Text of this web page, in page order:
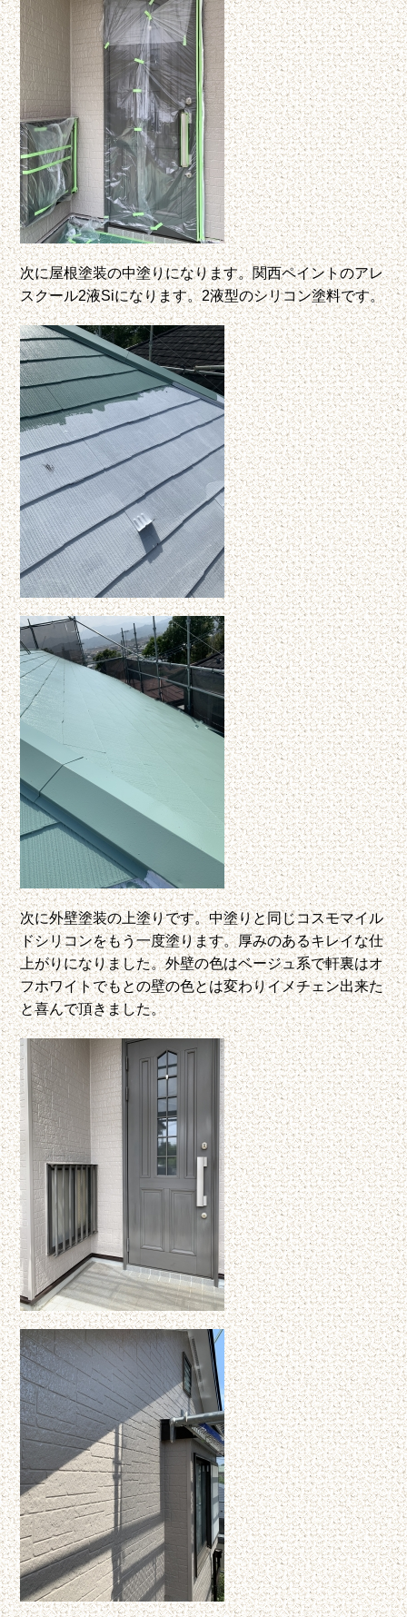
次に屋根塗装の中塗りになります。関西ペイントのアレ
スクール2液Siになります。2液型のシリコン塗料です。
次に外壁塗装の上塗りです。中塗りと同じコスモマイル
ドシリコンをもう一度塗ります。厚みのあるキレイな仕
上がりになりました。外壁の色はベージュ系で軒裏はオ
フホワイトでもとの壁の色とは変わりイメチェン出来た
と喜んで頂きました。